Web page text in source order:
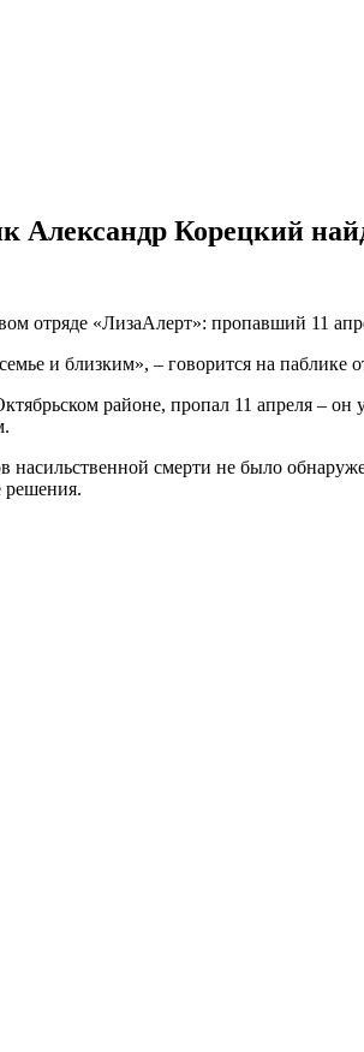
Александр Корецкий
отряде «ЛизаАлерт»: пропавший 11
и близким», – говорится на паблике
районе, пропал 11 апреля –
смерти не было
решения.